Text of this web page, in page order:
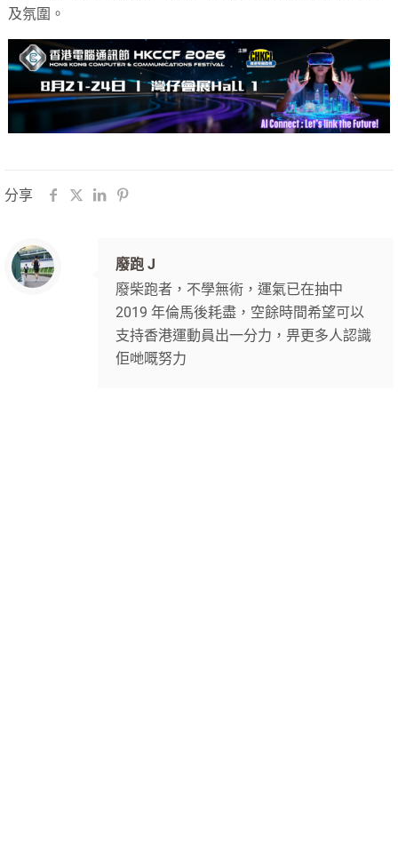
及氛圍。
分享
廢跑 J
廢柴跑者，不學無術，運氣已在抽中
2019 年倫馬後耗盡，空餘時間希望可以
支持香港運動員出一分力，畀更多人認識
佢哋嘅努力